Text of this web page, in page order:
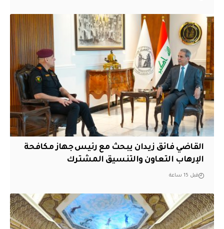
القاضي فائق زيدان يبحث مع رئيس جهاز مكافحة
الإرهاب التعاون والتنسيق المشترك
قبل 15 ساعة